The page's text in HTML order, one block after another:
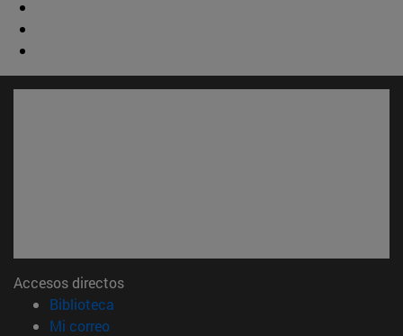
Accesos directos
Biblioteca
Mi correo(abre en nueva ventana)